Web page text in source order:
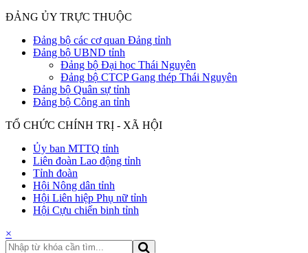
ĐẢNG ỦY TRỰC THUỘC
Đảng bộ các cơ quan Đảng tỉnh
Đảng bộ UBND tỉnh
Đảng bộ Đại học Thái Nguyên
Đảng bộ CTCP Gang thép Thái Nguyên
Đảng bộ Quân sự tỉnh
Đảng bộ Công an tỉnh
TỔ CHỨC CHÍNH TRỊ - XÃ HỘI
Ủy ban MTTQ tỉnh
Liên đoàn Lao động tỉnh
Tỉnh đoàn
Hội Nông dân tỉnh
Hội Liên hiệp Phụ nữ tỉnh
Hội Cựu chiến binh tỉnh
×